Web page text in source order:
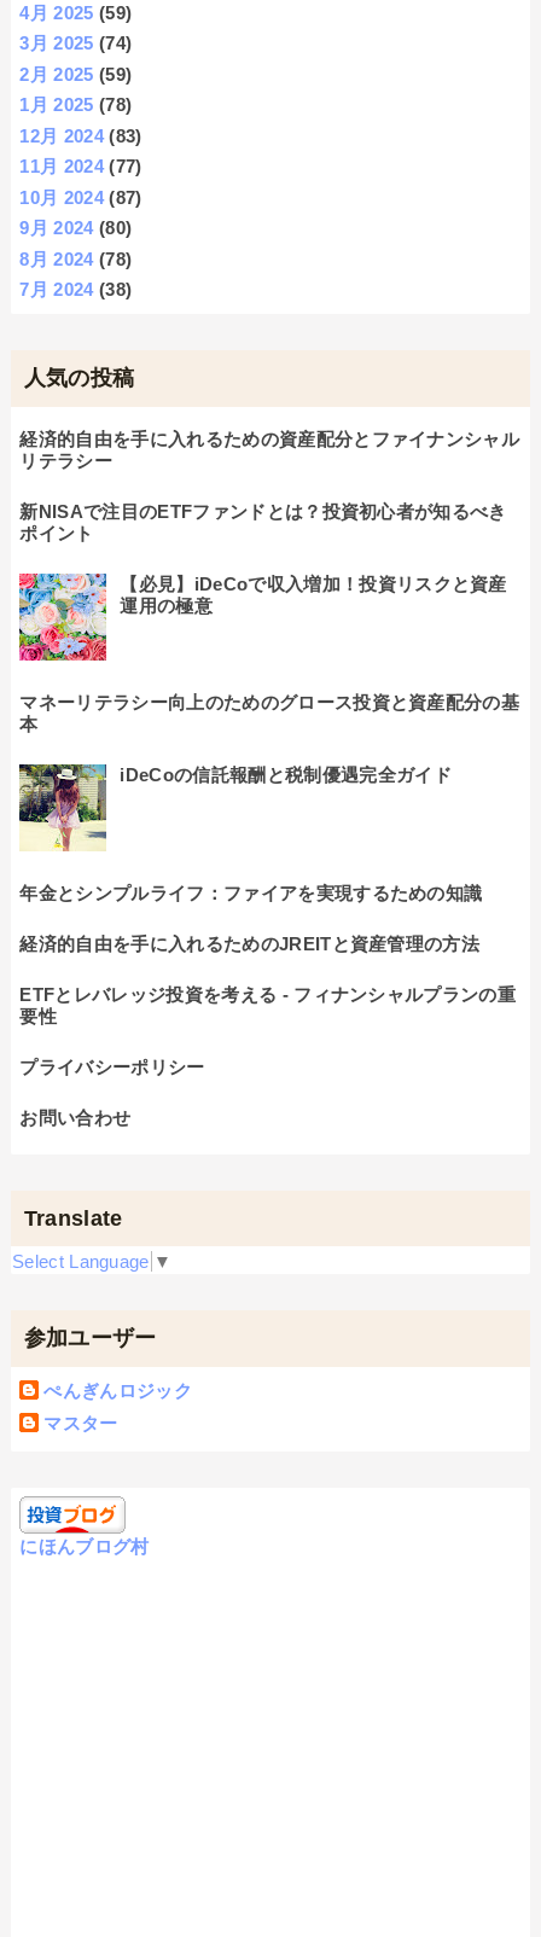
4月 2025 (59)
3月 2025 (74)
2月 2025 (59)
1月 2025 (78)
12月 2024(83)
11月 2024(77)
10月 2024(87)
9月 2024(80)
8月 2024(78)
7月 2024(38)
人気の投稿
経済的自由を手に入れるための資産配分とファイナンシャル
リテラシー
新NISAで注目のETFファンドとは？投資初心者が知るべき
ポイント
【必見】iDeCoで収入増加！投資リスクと資産
運用の極意
マネーリテラシー向上のためのグロース投資と資産配分の基
本
iDeCoの信託報酬と税制優遇完全ガイド
年金とシンプルライフ：ファイアを実現するための知識
経済的自由を手に入れるためのJREITと資産管理の方法
ETFとレバレッジ投資を考える - フィナンシャルプランの重
要性
プライバシーポリシー
お問い合わせ
Translate
Select Language ▼
参加ユーザー
ぺんぎんロジック
マスター
にほんブログ村